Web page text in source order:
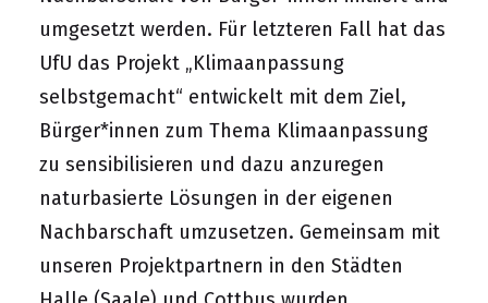
umgesetzt werden. Für letzteren Fall hat das
UfU das Projekt „Klimaanpassung
selbstgemacht“ entwickelt mit dem Ziel,
Bürger*innen zum Thema Klimaanpassung
zu sensibilisieren und dazu anzuregen
naturbasierte Lösungen in der eigenen
Nachbarschaft umzusetzen. Gemeinsam mit
unseren Projektpartnern in den Städten